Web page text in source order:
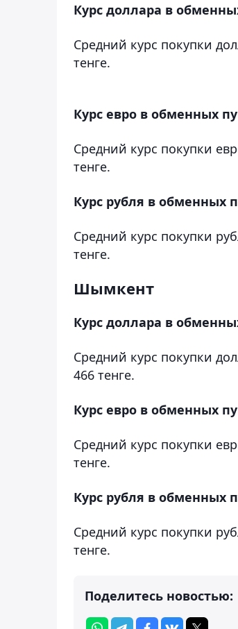
Курс доллара в
Средний курс покупки
тенге.
Курс евро в обменных
Средний курс покупки
тенге.
Курс рубля в обменных
Средний курс покупки
тенге.
Шымкент
Курс доллара в
Средний курс покупки
466 тенге.
Курс евро в обменных
Средний курс покупки
тенге.
Курс рубля в обменных
Средний курс покупки
тенге.
Поделитесь новостью: